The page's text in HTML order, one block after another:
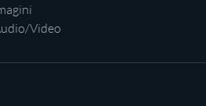
Video